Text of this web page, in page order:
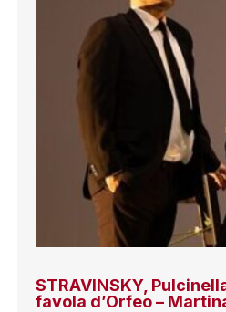
STRAVINSKY,
favola d’Orfeo –